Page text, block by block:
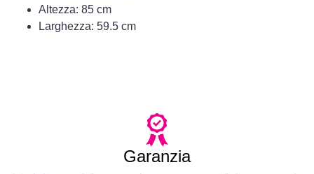
Altezza: 85 cm
Larghezza: 59.5 cm
Garanzia